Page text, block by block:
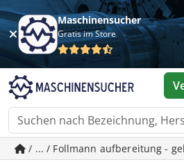
Maschinensucher
Gratis im Store
/ ... / Follmann aufbereitung -